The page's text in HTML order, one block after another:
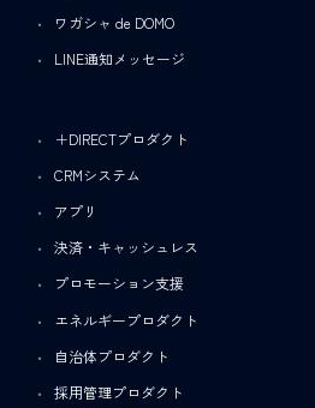
ワガシャ de DOMO
LINE通知メッセージ
＋DIRECTプロダクト
CRMシステム
アプリ
決済・キャッシュレス
プロモーション支援
エネルギープロダクト
自治体プロダクト
採用管理プロダクト